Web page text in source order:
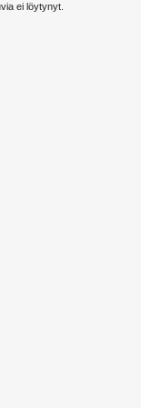
ei löytynyt.